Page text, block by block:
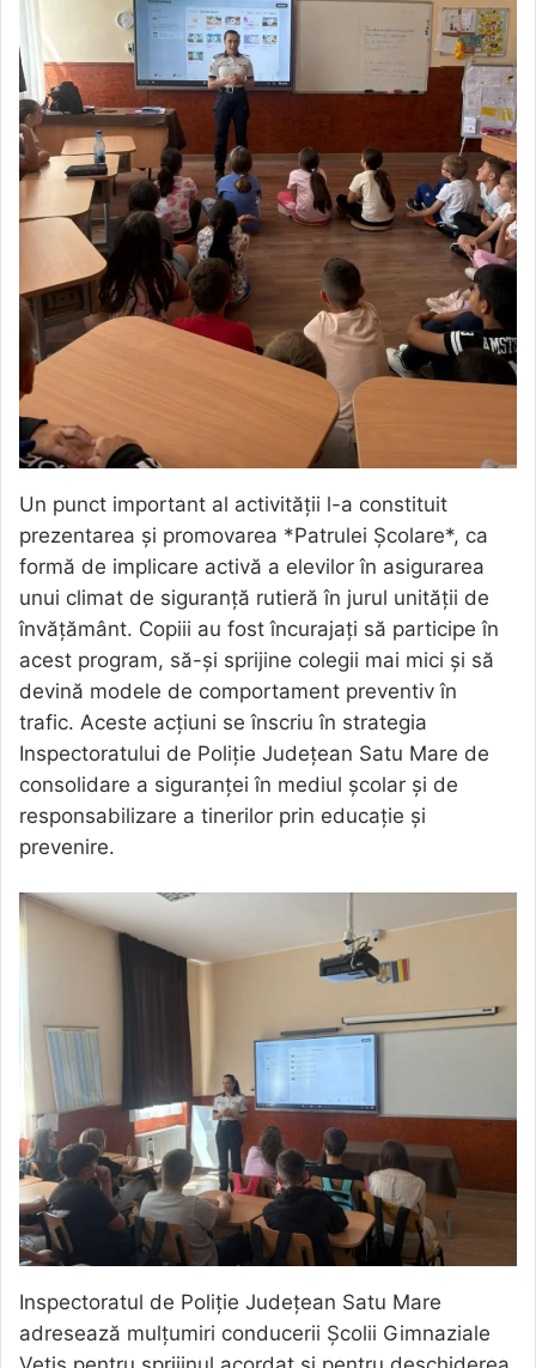
Un punct important al activității l-a constituit
prezentarea și promovarea *Patrulei Școlare*, ca
formă de implicare activă a elevilor în asigurarea
unui climat de siguranță rutieră în jurul unității de
învățământ. Copiii au fost încurajați să participe în
acest program, să-și sprijine colegii mai mici și să
devină modele de comportament preventiv în
trafic. Aceste acțiuni se înscriu în strategia
Inspectoratului de Poliție Județean Satu Mare de
consolidare a siguranței în mediul școlar și de
responsabilizare a tinerilor prin educație și
prevenire.
Inspectoratul de Poliție Județean Satu Mare
adresează mulțumiri conducerii Școlii Gimnaziale